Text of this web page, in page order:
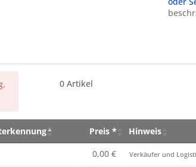
0 Artikel
Preis *
Hinweis
Preis *
0,00 € Verkäufer und